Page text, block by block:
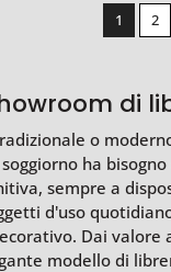
1 2
di
o
ha
sempre a
d'uso
Dai valore
modello di